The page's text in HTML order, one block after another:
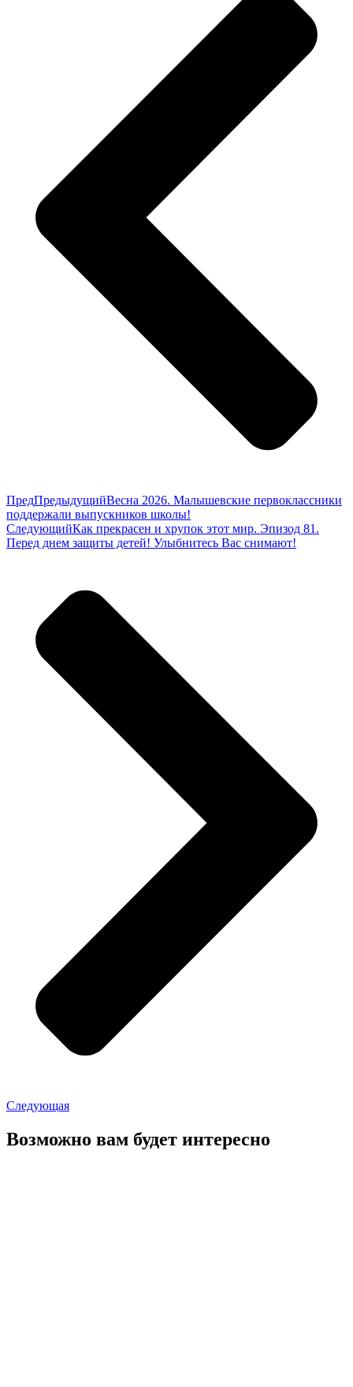
ПредПредыдущийВесна 2026. Малышевские первоклассники
поддержали выпускников школы!
СледующийКак прекрасен и хрупок этот мир. Эпизод 81.
Перед днем защиты детей! Улыбнитесь Вас снимают!
Следующая
Возможно вам будет интересно